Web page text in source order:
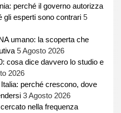
perché il governo autorizza
gli esperti sono contrari 5
umano: la scoperta che
5 Agosto 2026
cosa dice davvero lo studio e
2026
perché crescono, dove
3 Agosto 2026
nella frequenza